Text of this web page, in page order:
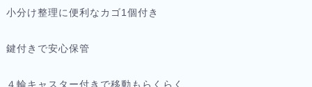
小分け整理に便利なカゴ1個付き
鍵付きで安心保管
４輪キャスター付きで移動もらくらく